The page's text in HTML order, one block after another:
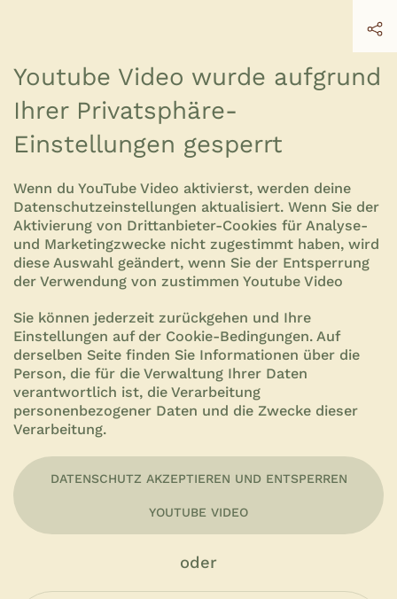
Youtube Video wurde aufgrund
Ihrer Privatsphäre-
Einstellungen gesperrt
Wenn du YouTube Video aktivierst, werden deine
Datenschutzeinstellungen aktualisiert. Wenn Sie der
Aktivierung von Drittanbieter-Cookies für Analyse-
und Marketingzwecke nicht zugestimmt haben, wird
diese Auswahl geändert, wenn Sie der Entsperrung
der Verwendung von zustimmen Youtube Video
Sie können jederzeit zurückgehen und Ihre
Einstellungen auf der Cookie-Bedingungen. Auf
derselben Seite finden Sie Informationen über die
Person, die für die Verwaltung Ihrer Daten
verantwortlich ist, die Verarbeitung
personenbezogener Daten und die Zwecke dieser
Verarbeitung.
DATENSCHUTZ AKZEPTIEREN UND ENTSPERREN
YOUTUBE VIDEO
oder